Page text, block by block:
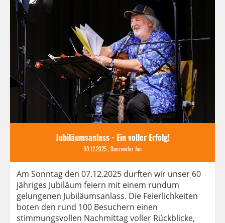
Jubiläumsanlass - Ein voller Erfolg!
09.12.2025, Dunzweiler Jan
Am Sonntag den 07.12.2025 durften wir unser 60
jähriges Jubiläum feiern mit einem rundum
gelungenen Jubiläumsanlass. Die Feierlichkeiten
boten den rund 100 Besuchern einen
stimmungsvollen Nachmittag voller Rückblicke,